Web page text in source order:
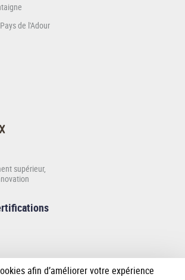
de l'Adour
supérieur,
afin d’améliorer votre expérience